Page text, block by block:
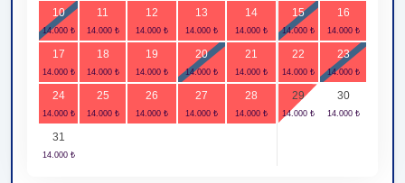
10 11 12 13 14 15 16
17 18 19 20 21 22 23
24 25 26 27 28 29 30
31